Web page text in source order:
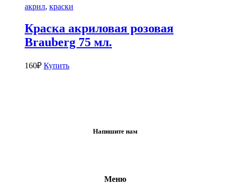
акрил, краски
Краска акриловая розовая
Brauberg 75 мл.
160₽ Купить
Напишите нам
Меню